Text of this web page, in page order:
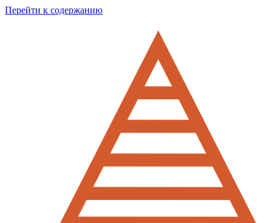
Перейти к содержанию